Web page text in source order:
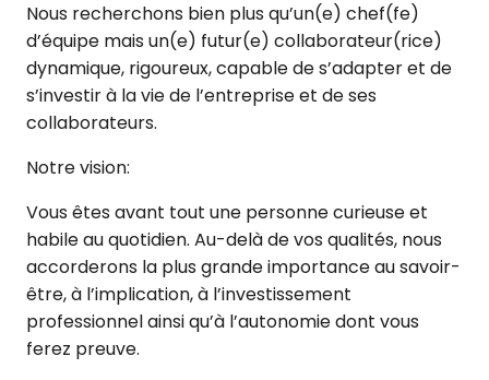
Nous recherchons bien plus qu’un(e) chef(fe)
d’équipe mais un(e) futur(e) collaborateur(rice)
dynamique, rigoureux, capable de s’adapter et de
s’investir à la vie de l’entreprise et de ses
collaborateurs.
Notre vision:
Vous êtes avant tout une personne curieuse et
habile au quotidien. Au-delà de vos qualités, nous
accorderons la plus grande importance au savoir-
être, à l’implication, à l’investissement
professionnel ainsi qu’à l’autonomie dont vous
ferez preuve.